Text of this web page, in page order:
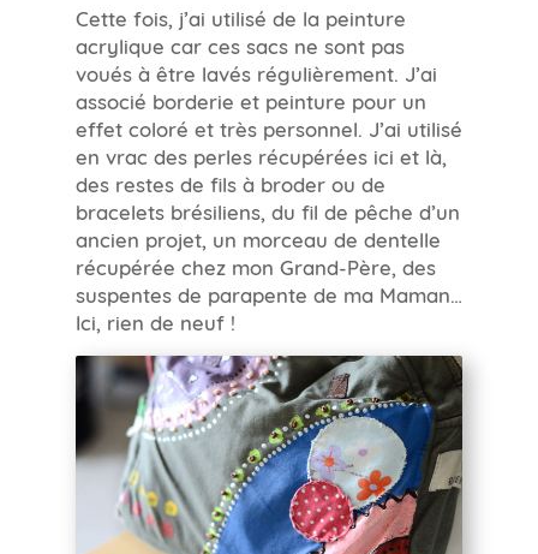
Cette fois, j’ai utilisé de la peinture
acrylique car ces sacs ne sont pas
voués à être lavés régulièrement. J’ai
associé borderie et peinture pour un
effet coloré et très personnel. J’ai utilisé
en vrac des perles récupérées ici et là,
des restes de fils à broder ou de
bracelets brésiliens, du fil de pêche d’un
ancien projet, un morceau de dentelle
récupérée chez mon Grand-Père, des
suspentes de parapente de ma Maman…
Ici, rien de neuf !